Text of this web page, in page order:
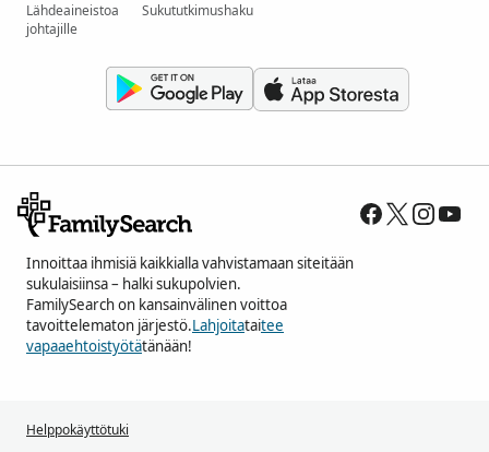
Lähdeaineistoa
johtajille
Sukututkimushaku
Innoittaa ihmisiä kaikkialla vahvistamaan siteitään
sukulaisiinsa – halki sukupolvien.
FamilySearch on kansainvälinen voittoa
tavoittelematon järjestö.Lahjoitataitee
vapaaehtoistyötätänään!
Helppokäyttötuki